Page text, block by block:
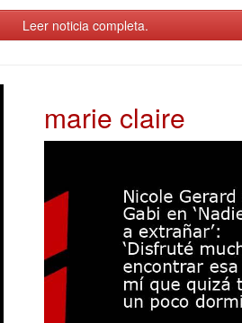
Leer noticia completa.
marie claire